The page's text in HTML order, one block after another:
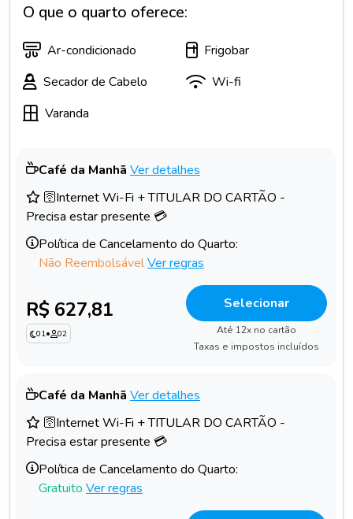
O que o quarto oferece:
Ar-condicionado
Frigobar
Secador de Cabelo
Wi-fi
Varanda
Café da Manhã Ver detalhes
🛜Internet Wi-Fi + TITULAR DO CARTÃO -
Precisa estar presente 💳
Política de Cancelamento do Quarto:
Não ReembolsávelVer regras
R$ 627,81
01• 02
Selecionar
Até 12x no cartão
Taxas e impostos incluídos
Café da Manhã Ver detalhes
🛜Internet Wi-Fi + TITULAR DO CARTÃO -
Precisa estar presente 💳
Política de Cancelamento do Quarto:
Gratuito Ver regras